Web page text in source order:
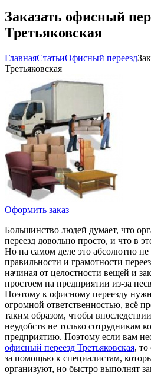
Заказать офисный
Третьяковская
ГлавнаяCтатьиОфисный переезд
Третьяковская
Оформить заказ
Большинство людей думает, что
переезд довольно просто, и что в
Но на самом деле это абсолютно не
правильности и грамотности
начиная от целостности вещей и
простоем на предприятии из-за
Поэтому к офисному переезду
огромной ответственностью, всё
таким образом, чтобы
неудобств не только сотрудникам
предприятию. Поэтому если вам
офисный переезд Третьяковская, то
за помощью к специалистам,
организуют, но быстро выполнят